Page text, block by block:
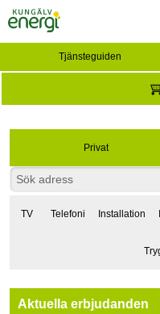
Tjänsteguiden
Privat
TV Telefoni Installation
Aktuella erbjudanden